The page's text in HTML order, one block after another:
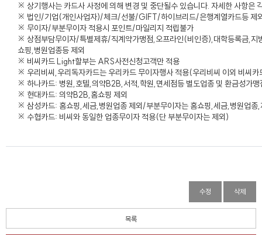
※ 상기행사는 카드사 사정에 의해 변경 및 중단될수 있습니다. 자세한 사항은
※ 법인/기업(개인사업자)/체크/선불/GIFT/하이브리드/은행계열카드등 제
※ 무이자/부분무이자 적용시 포인트/마일리지 적립불가
※ 상점부담무이자/특별제휴/직계약가맹점,오프라인(비인증),대학등록금,
쇼핑,병원업종등 제외
※ 비씨카드 Light할부는 ARS사전신청고객만 적용
※ 우리비씨,우리독자카드는 우리카드 무이자행사 적용(우리비씨 이외 비씨
※ 하나카드: 병원,호텔,의약B2B,서적,학원,면세점등 별도업종 및 환금성가
※ 현대카드: 의약B2B,홈쇼핑 제외
※ 삼성카드: 홈쇼핑,세금,병원업종 제외/부분무이자는 홈쇼핑,세금,병원업종
※ 수협카드: 비씨와 동일한 업종무이자 적용(단 부분무이자는 제외)
수정 삭제
목록
[스위치온 X 롯데백화점] 롯데백화점 본점(명동점) POP-UP
[스위치온X초록우산] 작지만 선한 영향력의 시작